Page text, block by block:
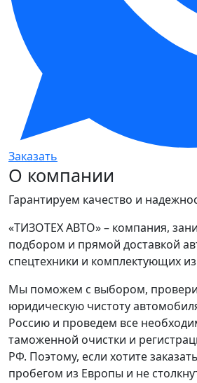
Заказать
О компании
Гарантируем качество и
«ТИЗОТЕХ АВТО» – компания,
подбором и прямой доставкой
спецтехники и комплектующих
Мы поможем с выбором,
юридическую чистоту
Россию и проведем все
таможенной очистки и
РФ. Поэтому, если хотите
пробегом из Европы и не